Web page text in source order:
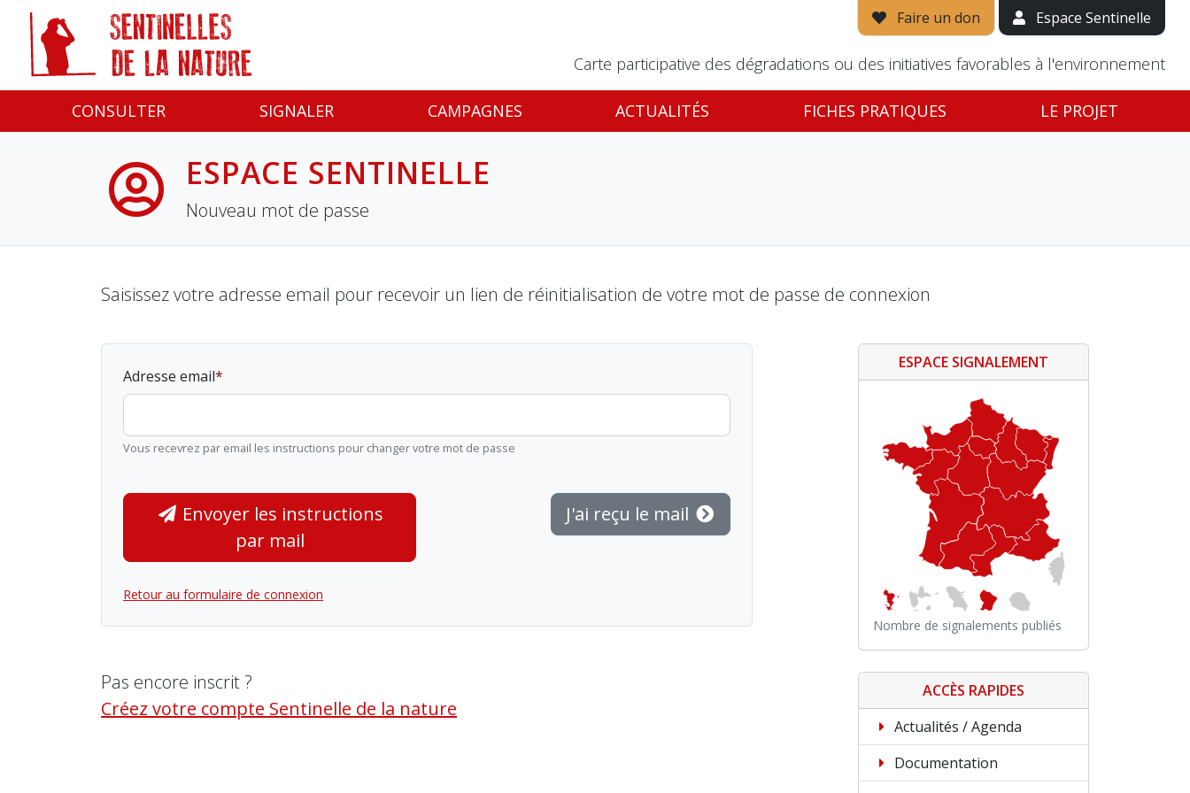
Faire un don Espace Sentinelle
Carte participative des dégradations ou des initiatives favorables à l'environnement
CONSULTER SIGNALER CAMPAGNES ACTUALITÉS FICHES PRATIQUES LE PROJET
ESPACE SENTINELLE
Nouveau mot de passe
Saisissez votre adresse email pour recevoir un lien de réinitialisation de votre mot de passe de connexion
Adresse email
Vous recevrez par email les instructions pour changer votre mot de passe
par mail
J'ai reçu le mail
Retour au formulaire de connexion
Pas encore inscrit ?
Créez votre compte Sentinelle de la nature
ESPACE SIGNALEMENT
Nombre de signalements publiés
ACCÈS RAPIDES
Actualités / Agenda
Documentation
Panneau de gestion des cookies